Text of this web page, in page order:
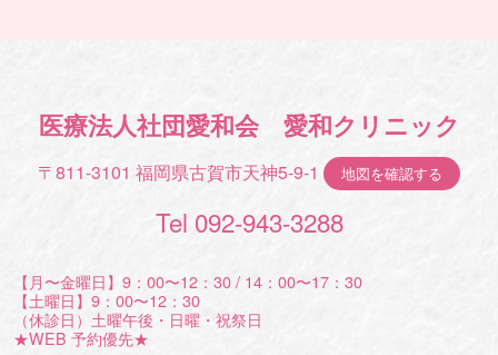
医療法人社団愛和会 愛和クリニック
〒811-3101 福岡県古賀市天神5-9-1 地図を確認する
Tel 092-943-3288
【月〜金曜日】9：00〜12：30 / 14：00〜17：30
【土曜日】9：00〜12：30
（休診日）土曜午後・日曜・祝祭日
★WEB 予約優先★